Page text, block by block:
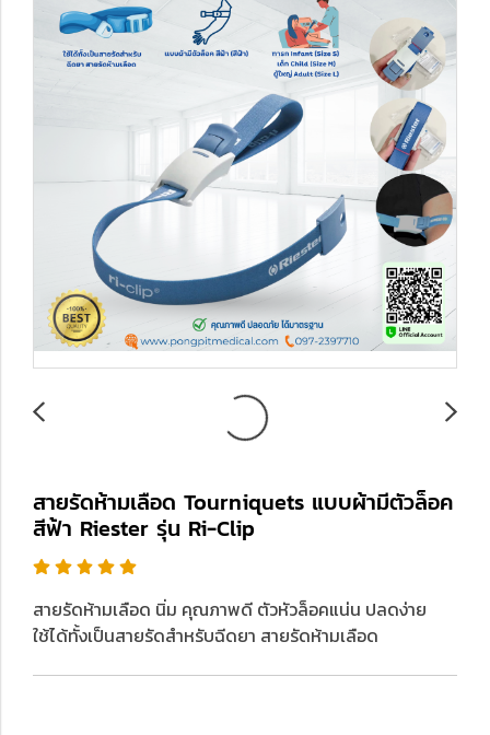
สายรัดห้ามเลือด Tourniquets แบบผ้ามีตัวล็อค
สีฟ้า Riester รุ่น Ri-Clip
สายรัดห้ามเลือด นิ่ม คุณภาพดี ตัวหัวล็อคแน่น ปลดง่าย
ใช้ได้ทั้งเป็นสายรัดสำหรับฉีดยา สายรัดห้ามเลือด